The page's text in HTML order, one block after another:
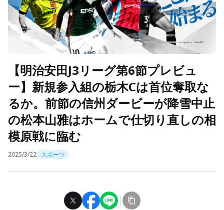
【明治安田J3リーグ第6節プレビュ
ー】新規参入組の栃木Cは首位奪取な
るか。前節の信州ダービーが降雪中止
の松本山雅はホームで仕切り直しの相
模原戦に臨む
2025/3/22 スポーツ